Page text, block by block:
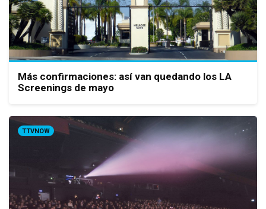
Más confirmaciones: así van quedando los LA
Screenings de mayo
TTVNOW